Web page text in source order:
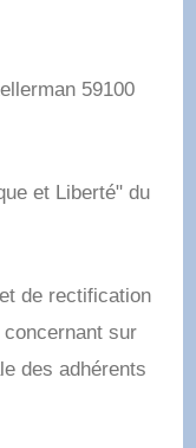
59100
et Liberté" du
de rectification
sur
des adhérents